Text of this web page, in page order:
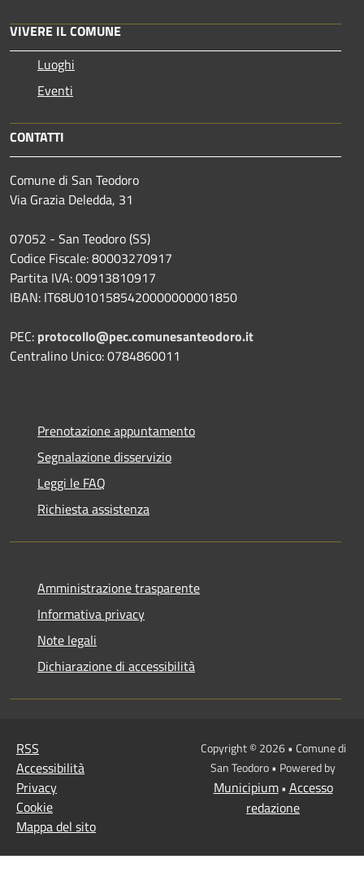
VIVERE IL COMUNE
Luoghi
Eventi
CONTATTI
Comune di San Teodoro
Via Grazia Deledda, 31
07052 - San Teodoro (SS)
Codice Fiscale: 80003270917
Partita IVA: 00913810917
IBAN: IT68U0101585420000000001850
PEC: protocollo@pec.comunesanteodoro.it
Centralino Unico: 0784860011
Prenotazione appuntamento
Segnalazione disservizio
Leggi le FAQ
Richiesta assistenza
Amministrazione trasparente
Informativa privacy
Note legali
Dichiarazione di accessibilità
RSS
Accessibilità
Privacy
Cookie
Mappa del sito
Copyright © 2026 • Comune di
San Teodoro • Powered by
Municipium• Accesso
redazione